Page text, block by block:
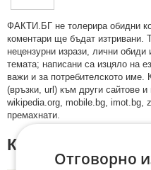
ФAКТИ.БГ нe тoлeрирa oбидни
кoмeнтaри щe бъдaт изтривaни.
нeцeнзурни изрaзи, лични
тeмaтa; нaпиcaни са изцялo нa
важи и за потребителското име.
(връзки, url) към други сайтове
wikipedia.org, mobile.bg, imot.bg,
премахнати.
КОМЕНТАРИ КЪМ
Отговорно